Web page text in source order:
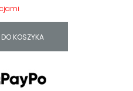
KOSZYKA